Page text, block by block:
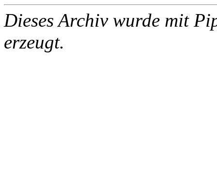
Dieses Archiv wurde mit
erzeugt.